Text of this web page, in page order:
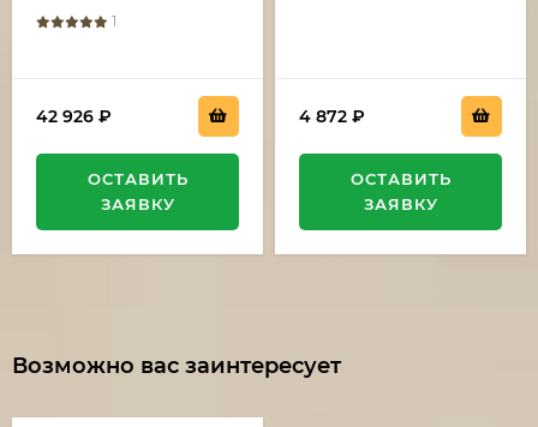
1
42 926 ₽
ОСТАВИТЬ
ЗАЯВКУ
4 872 ₽
ОСТАВИТЬ
ЗАЯВКУ
Возможно вас заинтересует